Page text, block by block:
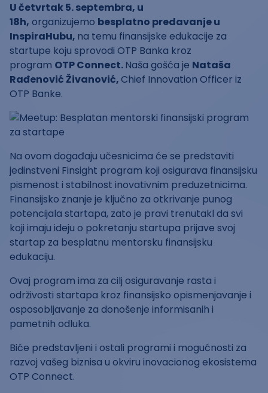
U četvrtak 5. septembra, u
18h, organizujemo besplatno predavanje u
InspiraHubu, na temu finansijske edukacije za
startupe koju sprovodi OTP Banka kroz
program OTP Connect.Naša gošća je Nataša
Rađenović Živanović,Chief Innovation Officer iz
OTP Banke.
Na ovom događaju učesnicima će se predstaviti
jedinstveni Finsight program koji osigurava finansijsku
pismenost i stabilnost inovativnim preduzetnicima.
Finansijsko znanje je ključno za otkrivanje punog
potencijala startapa, zato je pravi trenutakl da svi
koji imaju ideju o pokretanju startupa prijave svoj
startap za besplatnu mentorsku finansijsku
edukaciju.
Ovaj program ima za cilj osiguravanje rasta i
održivosti startapa kroz finansijsko opismenjavanje i
osposobljavanje za donošenje informisanih i
pametnih odluka.
Biće predstavljeni i ostali programi i mogućnosti za
razvoj vašeg biznisa u okviru inovacionog ekosistema
OTP Connect.